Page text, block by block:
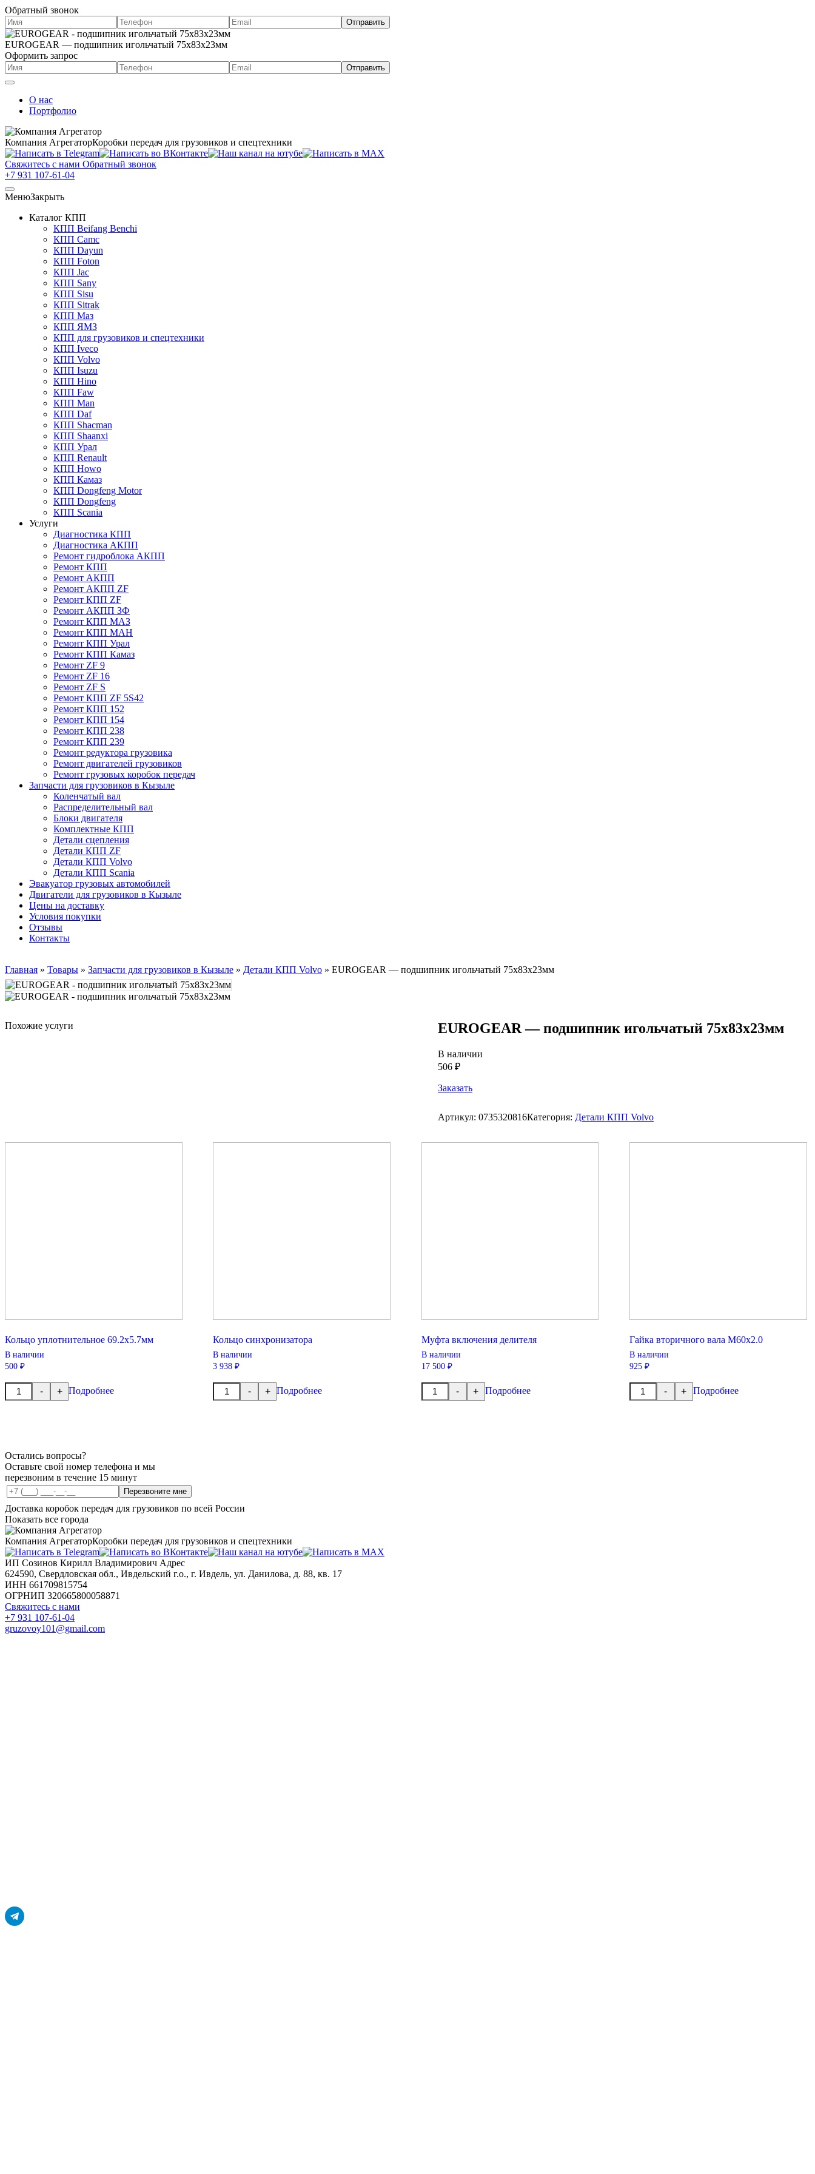
Обратный звонок
EUROGEAR — подшипник игольчатый 75x83x23мм
Оформить запрос
О нас
Портфолио
Компания АгрегаторКоробки передач для грузовиков и спецтехники
Свяжитесь с нами Обратный звонок
+7 931 107-61-04
МенюЗакрыть
Каталог КПП
КПП Beifang Benchi
КПП Camc
КПП Dayun
КПП Foton
КПП Jac
КПП Sany
КПП Sisu
КПП Sitrak
КПП Маз
КПП ЯМЗ
КПП для грузовиков и спецтехники
КПП Iveco
КПП Volvo
КПП Isuzu
КПП Hino
КПП Faw
КПП Man
КПП Daf
КПП Shacman
КПП Shaanxi
КПП Урал
КПП Renault
КПП Howo
КПП Камаз
КПП Dongfeng Motor
КПП Dongfeng
КПП Scania
Услуги
Диагностика КПП
Диагностика АКПП
Ремонт гидроблока АКПП
Ремонт КПП
Ремонт АКПП
Ремонт АКПП ZF
Ремонт КПП ZF
Ремонт АКПП ЗФ
Ремонт КПП МАЗ
Ремонт КПП МАН
Ремонт КПП Урал
Ремонт КПП Камаз
Ремонт ZF 9
Ремонт ZF 16
Ремонт ZF S
Ремонт КПП ZF 5S42
Ремонт КПП 152
Ремонт КПП 154
Ремонт КПП 238
Ремонт КПП 239
Ремонт редуктора грузовика
Ремонт двигателей грузовиков
Ремонт грузовых коробок передач
Запчасти для грузовиков в Кызыле
Коленчатый вал
Распределительный вал
Блоки двигателя
Комплектные КПП
Детали сцепления
Детали КПП ZF
Детали КПП Volvo
Детали КПП Scania
Эвакуатор грузовых автомобилей
Двигатели для грузовиков в Кызыле
Цены на доставку
Условия покупки
Отзывы
Контакты
Главная » Товары » Запчасти для грузовиков в Кызыле » Детали КПП Volvo » EUROGEAR — подшипник игольчатый 75x83x23мм
EUROGEAR — подшипник игольчатый 75x83x23мм
В наличии
506 ₽
Заказать
Артикул: 0735320816Категория: Детали КПП Volvo
Похожие услуги
Кольцо уплотнительное 69.2х5.7мм
В наличии
500 ₽
-
Количество
товара
+ Подробнее
Кольцо синхронизатора
В наличии
3 938 ₽
-
Количество
товара
+ Подробнее
Муфта включения делителя
В наличии
17 500 ₽
-
Количество
товара
+ Подробнее
Гайка вторичного вала М60х2.0
В наличии
925 ₽
-
Количество
товара
+ Подробнее
Остались вопросы?
Оставьте свой номер телефона и мы
перезвоним в течение 15 минут
Перезвоните мне
Доставка коробок передач для грузовиков по всей России
Показать все города
Компания АгрегаторКоробки передач для грузовиков и спецтехники
ИП Созинов Кирилл Владимирович Адрес
624590, Свердловская обл., Ивдельский г.о., г. Ивдель, ул. Данилова, д. 88, кв. 17
ИНН 661709815754
ОГРНИП 320665800058871
Свяжитесь с нами
+7 931 107-61-04
gruzovoy101@gmail.com